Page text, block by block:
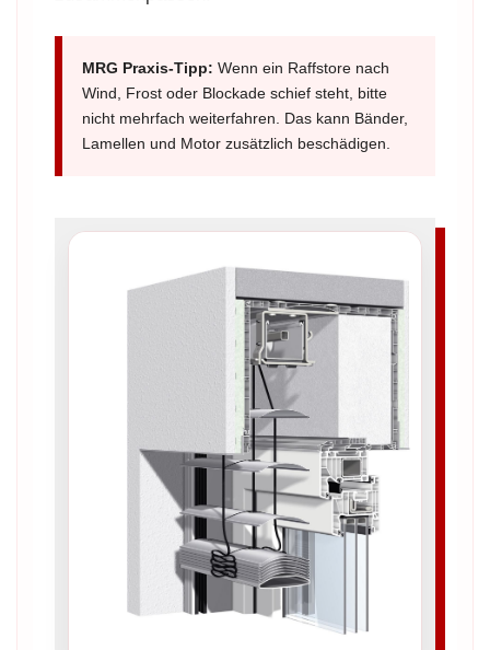
MRG Praxis-Tipp: Wenn ein Raffstore nach
Wind, Frost oder Blockade schief steht, bitte
nicht mehrfach weiterfahren. Das kann Bänder,
Lamellen und Motor zusätzlich beschädigen.